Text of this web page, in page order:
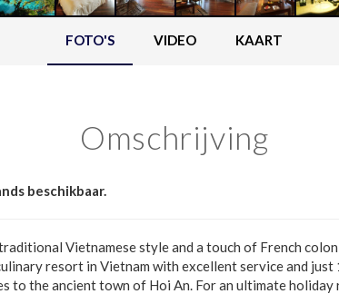
FOTO'S VIDEO KAART
Omschrijving
beschikbaar.
Vietnamese style and a touch of French
resort in Vietnam with excellent service and
to the ancient town of Hoi An. For an ultimate